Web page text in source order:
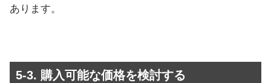
あります。
5-3. 購入可能な価格を検討する